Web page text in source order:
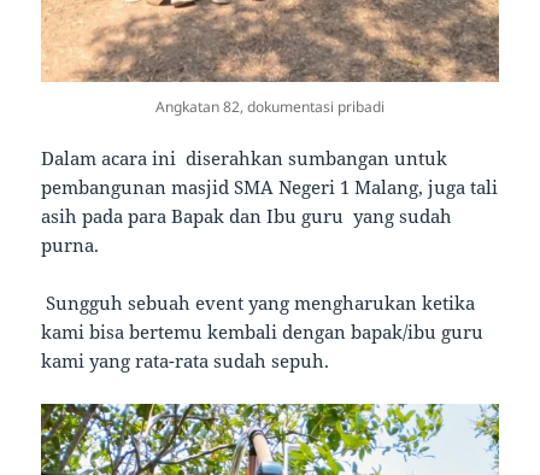
Angkatan 82, dokumentasi pribadi
Dalam acara ini diserahkan sumbangan untuk
pembangunan masjid SMA Negeri 1 Malang, juga tali
asih pada para Bapak dan Ibu guru yang sudah
purna.
Sungguh sebuah event yang mengharukan ketika
kami bisa bertemu kembali dengan bapak/ibu guru
kami yang rata-rata sudah sepuh.